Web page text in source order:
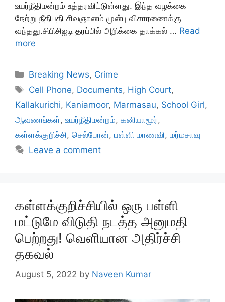
உயர்நீதிமன்றம் உத்தரவிட்டுள்ளது. இந்த வழக்கை
நேற்று நீதிபதி சிவஞானம் முன்பு விசாரணைக்கு
வந்தது.சிபிசிஐடி தரப்பில் அறிக்கை தாக்கல் … Read
more
Categories
Breaking News, Crime
Tags
Cell Phone, Documents, High Court,
Kallakurichi, Kaniamoor, Marmasau, School Girl,
ஆவணங்கள், உயர்நீதிமன்றம், கனியாமூர்,
கள்ளக்குறிச்சி, செல்போன், பள்ளி மாணவி, மர்மசாவு
Leave a comment
கள்ளக்குறிச்சியில் ஒரு பள்ளி
மட்டுமே விடுதி நடத்த அனுமதி
பெற்றது! வெளியான அதிர்ச்சி
தகவல்
August 5, 2022 by Naveen Kumar